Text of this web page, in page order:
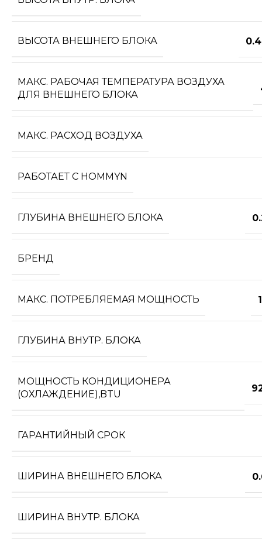
ВЫСОТА ВНЕШНЕГО БЛОКА
МАКС. РАБОЧАЯ ТЕМПЕРАТУРА ВОЗДУХА
ДЛЯ ВНЕШНЕГО БЛОКА
МАКС. РАСХОД ВОЗДУХА
РАБОТАЕТ С HOMMYN
ГЛУБИНА ВНЕШНЕГО БЛОКА
БРЕНД
МАКС. ПОТРЕБЛЯЕМАЯ МОЩНОСТЬ
ГЛУБИНА ВНУТР. БЛОКА
МОЩНОСТЬ КОНДИЦИОНЕРА
(ОХЛАЖДЕНИЕ),BTU
ГАРАНТИЙНЫЙ СРОК
ШИРИНА ВНЕШНЕГО БЛОКА
ШИРИНА ВНУТР. БЛОКА